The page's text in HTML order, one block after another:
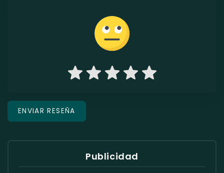
Publicidad